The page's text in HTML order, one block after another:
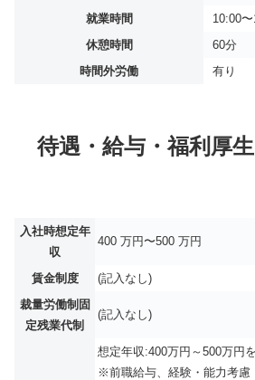
就業時間
10:00
休憩時間
60分
時間外労働
有り
待遇・給与・福利厚生
入社時想定年
収
400 万円〜500 万円
賃金制度
(記入なし)
裁量労働制固
定残業代制
(記入なし)
想定年収:400万円～500万円
※前職給与、経験・能力考慮